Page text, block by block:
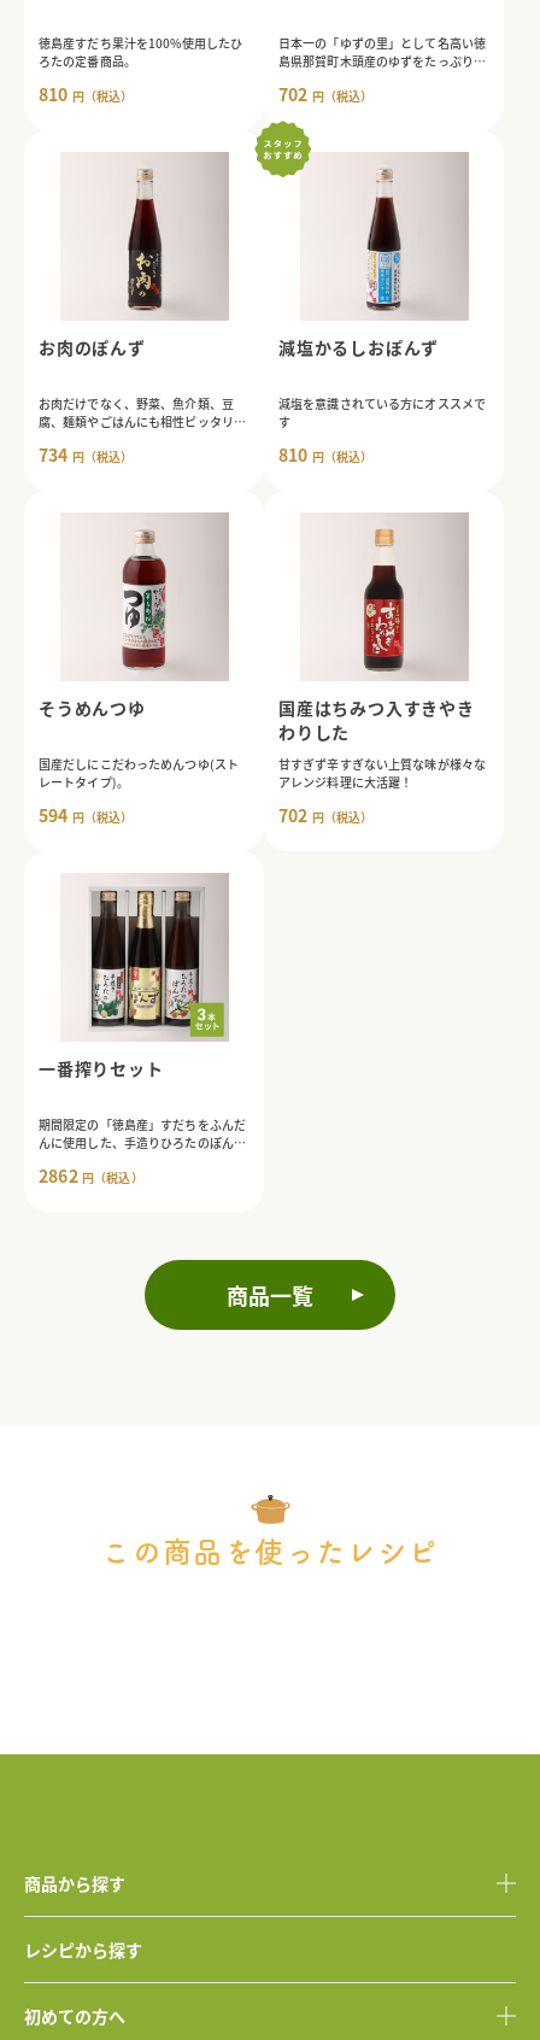
徳島産すだち果汁を100%使用したひ
ろたの定番商品。
810 円（税込）
日本一の「ゆずの里」として名高い徳
島県那賀町木頭産のゆずをたっぷり使
702 円（税込）
お肉のぽんず
お肉だけでなく、野菜、魚介類、豆
腐、麺類やごはんにも相性ピッタリ。
734 円（税込）
減塩かるしおぽんず
減塩を意識されている方にオススメで
す
810 円（税込）
そうめんつゆ
国産だしにこだわっためんつゆ(スト
レートタイプ)。
594 円（税込）
国産はちみつ入すきやき
わりした
甘すぎず辛すぎない上質な味が様々な
アレンジ料理に大活躍！
702 円（税込）
一番搾りセット
期間限定の「徳島産」すだちをふんだ
んに使用した、手造りひろたのぽん
ット。
2862 円（税込）
商品一覧
この商品を使ったレシピ
商品から探す
レシピから探す
初めての方へ